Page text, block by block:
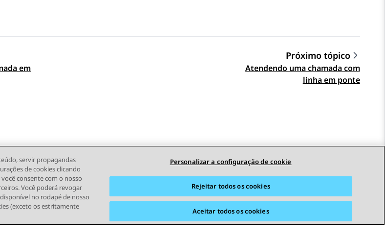
em
Próximo tópico
Atendendo uma chamada com
linha em ponte
servir propagandas
de cookies clicando
consente com o nosso
Você poderá revogar
no rodapé de nosso
(exceto os estritamente
Personalizar a configuração de cookie
Rejeitar todos os cookies
Aceitar todos os cookies